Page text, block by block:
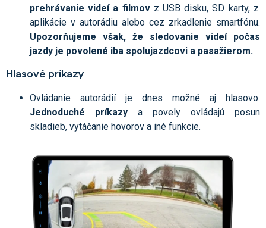
prehrávanie videí a filmovz USB disku, SD karty, z
aplikácie v autorádiu alebo cez zrkadlenie smartfónu.
Upozorňujeme však, že sledovanie videí počas
jazdy je povolené iba spolujazdcovi a pasažierom.
Hlasové príkazy
Ovládanie autorádií je dnes možné aj hlasovo.
Jednoduché príkazy a povely ovládajú posun
skladieb, vytáčanie hovorov a iné funkcie.